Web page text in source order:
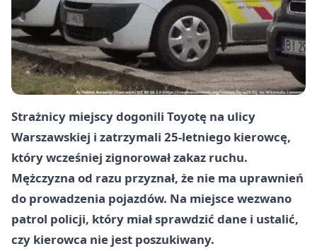
Strażnicy miejscy dogonili Toyotę na ulicy
Warszawskiej i zatrzymali 25-letniego kierowcę,
który wcześniej zignorował zakaz ruchu.
Mężczyzna od razu przyznał, że nie ma uprawnień
do prowadzenia pojazdów. Na miejsce wezwano
patrol policji, który miał sprawdzić dane i ustalić,
czy kierowca nie jest poszukiwany.